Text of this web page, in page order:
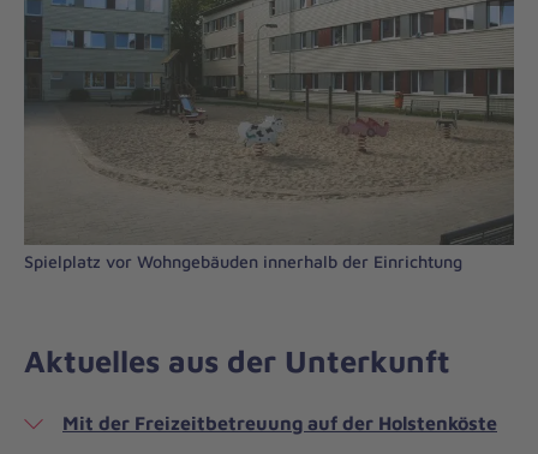
Spielplatz vor Wohngebäuden innerhalb der Einrichtung
Aktuelles aus der Unterkunft
Mit der Freizeitbetreuung auf der Holstenköste